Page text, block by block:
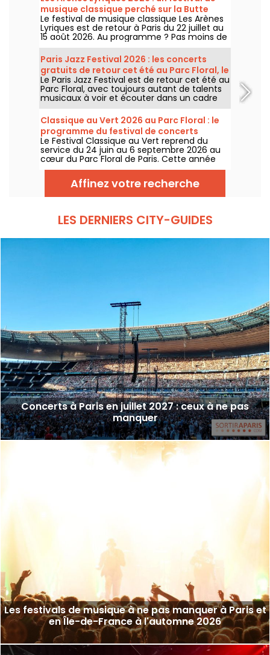
musique classique perché sur la Butte
Montmartre
Le festival de musique classique Les Arènes
Lyriques est de retour à Paris du 22 juillet au
15 août 2026. Au programme ? Pas moins de
16 concerts donnés au sein des Arènes de
Montmartre, un cadre idyllique pour écouter
les grands classiques.
Paris Jazz Festival 2026 : les concerts
gratuits de retour cet été au Parc Floral, le
programme
Le Paris Jazz Festival est de retour cet été au
Parc Floral, avec toujours autant de talents
musicaux à voir et écouter dans un cadre
bucolique. Voici le programme des concerts
gratuits à découvrir du 24 juin au 6
septembre 2026 !
Classique au Vert 2026 au Parc Floral : le
programme du festival de concerts
gratuits
Le Festival Classique au Vert reprend du
service du 24 juin au 6 septembre 2026 au
cœur du Parc Floral de Paris. Cette année
encore, Classique au Vert invite les
mélomanes et les néophytes à prendre du
bon tempo et du beau temps auprès
d’artistes reconnus et en devenir.
Affinez votre recherche
LES DERNIERS CITY-GUIDES
Concerts à Paris en juillet 2027 : ceux à ne pas
manquer
Les festivals de musique à ne pas manquer à Paris et
en Île-de-France à l'automne 2026